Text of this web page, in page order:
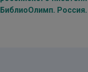
БиблиоОлимп.